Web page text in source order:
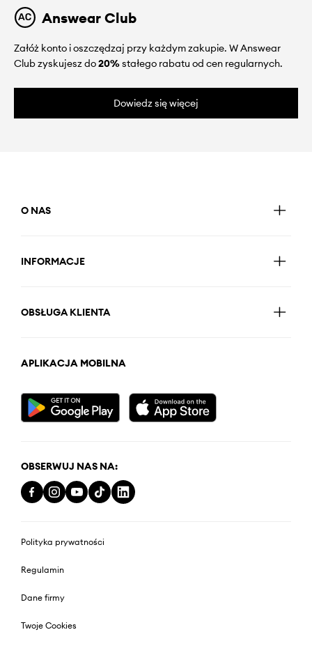
Answear Club
Załóż konto i oszczędzaj przy każdym zakupie. W Answear
Club zyskujesz do20%stałego rabatu od cen regularnych.
Dowiedz się więcej
O NAS
INFORMACJE
OBSŁUGA KLIENTA
APLIKACJA MOBILNA
OBSERWUJ NAS NA:
Polityka prywatności
Regulamin
Dane firmy
Twoje Cookies